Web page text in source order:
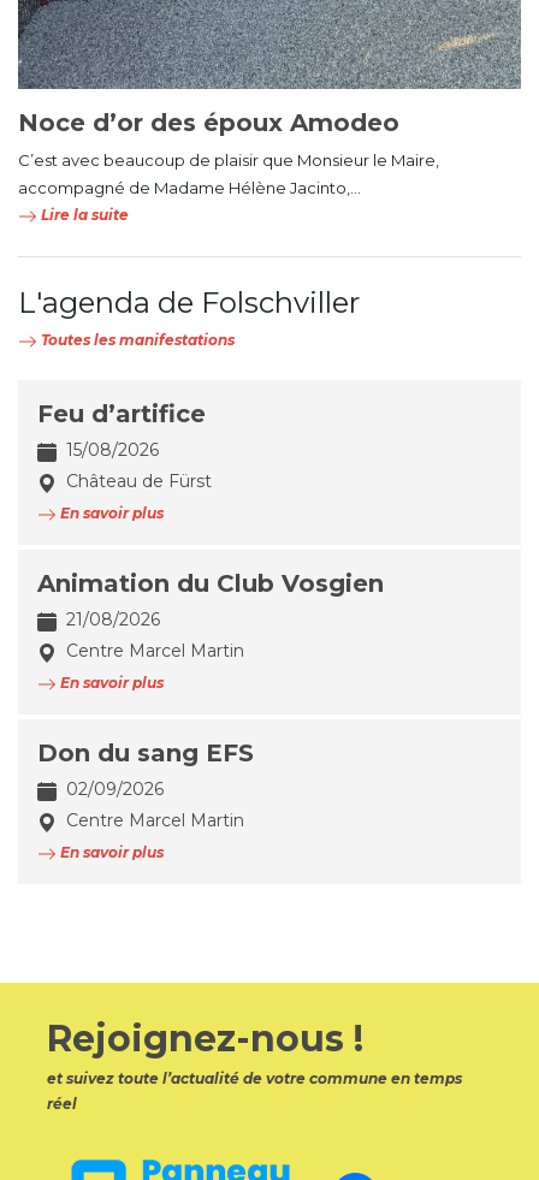
Noce d’or des époux Amodeo
C’est avec beaucoup de plaisir que Monsieur le Maire,
accompagné de Madame Hélène Jacinto,...
Lire la suite
L'agenda de Folschviller
Toutes les manifestations
Feu d’artifice
15/08/2026
Château de Fürst
En savoir plus
Animation du Club Vosgien
21/08/2026
Centre Marcel Martin
En savoir plus
Don du sang EFS
02/09/2026
Centre Marcel Martin
En savoir plus
Rejoignez-nous !
et suivez toute l’actualité de votre commune en temps
réel